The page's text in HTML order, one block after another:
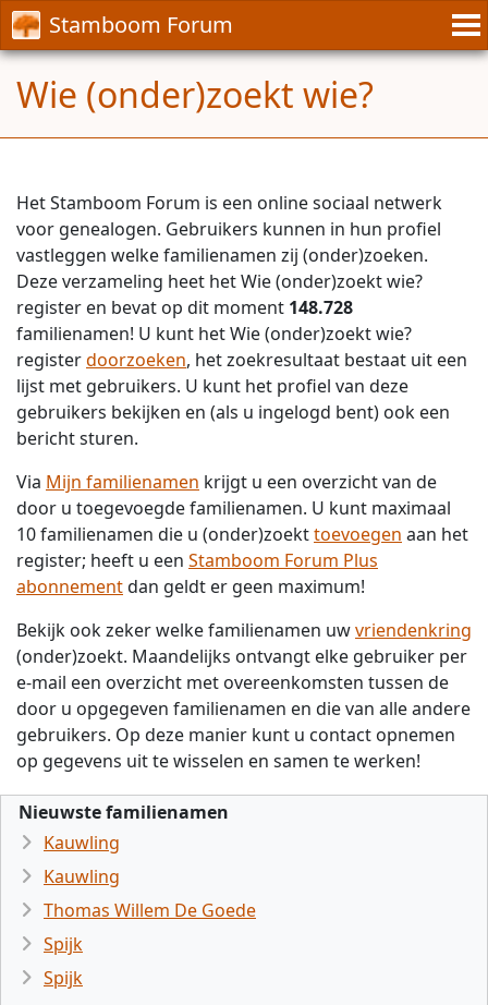
Stamboom Forum
Wie (onder)zoekt wie?
Het Stamboom Forum is een online sociaal netwerk
voor genealogen. Gebruikers kunnen in hun profiel
vastleggen welke familienamen zij (onder)zoeken.
Deze verzameling heet het Wie (onder)zoekt wie?
register en bevat op dit moment 148.728
familienamen! U kunt het Wie (onder)zoekt wie?
registerdoorzoeken, het zoekresultaat bestaat uit een
lijst met gebruikers. U kunt het profiel van deze
gebruikers bekijken en (als u ingelogd bent) ook een
bericht sturen.
Via Mijn familienamen krijgt u een overzicht van de
door u toegevoegde familienamen. U kunt maximaal
10 familienamen die u (onder)zoekttoevoegen aan het
register; heeft u een Stamboom Forum Plus
abonnementdan geldt er geen maximum!
Bekijk ook zeker welke familienamen uwvriendenkring
(onder)zoekt. Maandelijks ontvangt elke gebruiker per
e-mail een overzicht met overeenkomsten tussen de
door u opgegeven familienamen en die van alle andere
gebruikers. Op deze manier kunt u contact opnemen
op gegevens uit te wisselen en samen te werken!
Nieuwste familienamen
Kauwling
Kauwling
Thomas Willem De Goede
Spijk
Spijk